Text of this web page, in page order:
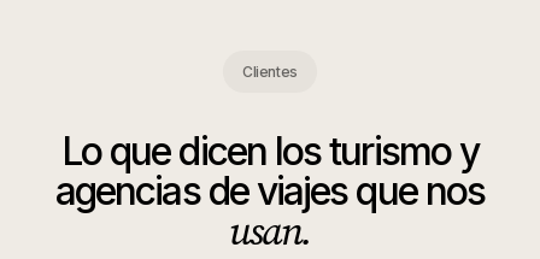
Clientes
Lo que dicen losturismo y
agencias de viajesque nos
usan.